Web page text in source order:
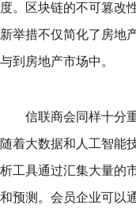
度。区块链的不可篡改
新举措不仅简化了房地
与到房地产市场中。
信联商会同样十分
随着大数据和人工智能
析工具通过汇集大量的
和预测。会员企业可以